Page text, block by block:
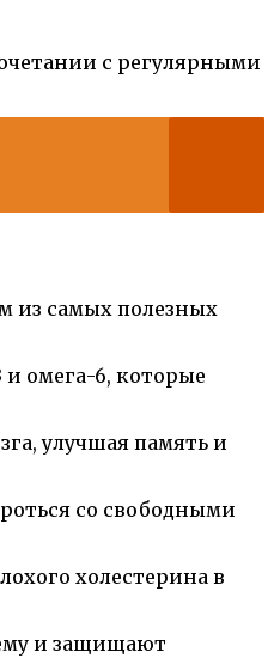
с регулярными
из самых полезных
омега-6, которые
улучшая память и
со свободными
холестерина в
и защищают